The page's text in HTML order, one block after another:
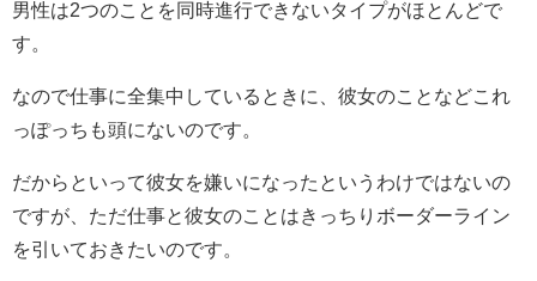
男性は2つのことを同時進行できないタイプがほとんどで
す。
なので仕事に全集中しているときに、彼女のことなどこれ
っぽっちも頭にないのです。
だからといって彼女を嫌いになったというわけではないの
ですが、ただ仕事と彼女のことはきっちりボーダーライン
を引いておきたいのです。